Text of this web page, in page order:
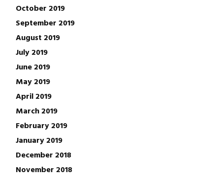
October 2019
September 2019
August 2019
July 2019
June 2019
May 2019
April 2019
March 2019
February 2019
January 2019
December 2018
November 2018